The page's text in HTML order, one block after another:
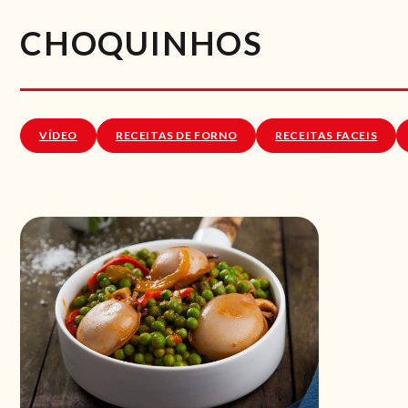
CHOQUINHOS
VÍDEO RECEITAS DE FORNO RECEITAS FACEIS